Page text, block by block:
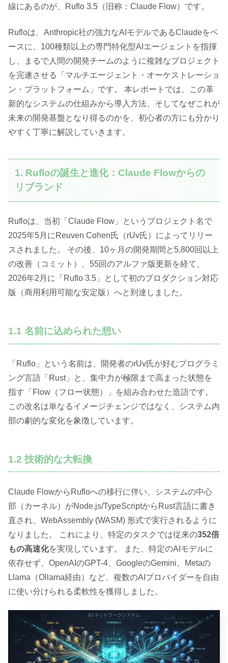
線にあるのが、Ruflo 3.5（旧称：Claude Flow）です。
Rufloは、Anthropic社の強力なAIモデルであるClaudeをベ
ースに、100種類以上の専門特化型AIエージェントを指揮
し、まるで人間の開発チームのように複雑なプロジェクト
を完遂させる「マルチエージェント・オーケストレーショ
ン・プラットフォーム」です。 本レポートでは、この革
新的なシステムの仕組みから導入方法、そしてなぜこれが
未来の開発基盤となり得るのかを、初心者の方にも分かり
やすく丁寧に解説していきます。
1. Rufloの誕生と進化：Claude Flowからの
リブランド
Rufloは、当初「Claude Flow」というプロジェクト名で
2025年5月にReuven Cohen氏（rUv氏）によってリリー
スされました。 その後、10ヶ月の開発期間と5,800回以上
の改善（コミット）、55回のアルファ版更新を経て、
2026年2月に「Ruflo 3.5」として初のプロダクション対応
版（商用利用可能な安定版）へと到達しました。
1.1 名前に込められた想い
「Ruflo」という名前は、開発者のrUv氏が好むプログラミ
ング言語「Rust」と、集中力が極限まで高まった状態を
指す「Flow（フロー状態）」を組み合わせた造語です。
この改名は単なるイメージチェンジではなく、システム内
部の劇的な変化を象徴しています。
1.2 技術的な大転換
Claude FlowからRufloへの移行に伴い、システムの中心
部（カーネル）がNode.js/TypeScriptからRust言語に書き
直され、WebAssembly (WASM) 形式で実行されるように
なりました。 これにより、特定のタスクでは従来の352倍
もの高速化を実現しています。 また、特定のAIモデルに
依存せず、OpenAIのGPT-4、GoogleのGemini、Metaの
Llama（Ollama経由）など、複数のAIプロバイダーを自由
に使い分けられる柔軟性を獲得しました。